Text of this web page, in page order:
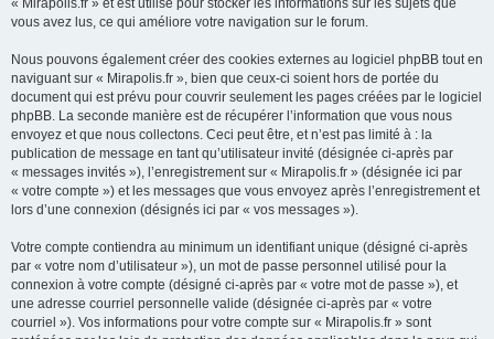
« Mirapolis.fr » et est utilisé pour stocker les informations sur les sujets que
vous avez lus, ce qui améliore votre navigation sur le forum.
Nous pouvons également créer des cookies externes au logiciel phpBB tout en
naviguant sur « Mirapolis.fr », bien que ceux-ci soient hors de portée du
document qui est prévu pour couvrir seulement les pages créées par le logiciel
phpBB. La seconde manière est de récupérer l’information que vous nous
envoyez et que nous collectons. Ceci peut être, et n’est pas limité à : la
publication de message en tant qu’utilisateur invité (désignée ci-après par
« messages invités »), l’enregistrement sur « Mirapolis.fr » (désignée ici par
« votre compte ») et les messages que vous envoyez après l’enregistrement et
lors d’une connexion (désignés ici par « vos messages »).
Votre compte contiendra au minimum un identifiant unique (désigné ci-après
par « votre nom d’utilisateur »), un mot de passe personnel utilisé pour la
connexion à votre compte (désigné ci-après par « votre mot de passe »), et
une adresse courriel personnelle valide (désignée ci-après par « votre
courriel »). Vos informations pour votre compte sur « Mirapolis.fr » sont